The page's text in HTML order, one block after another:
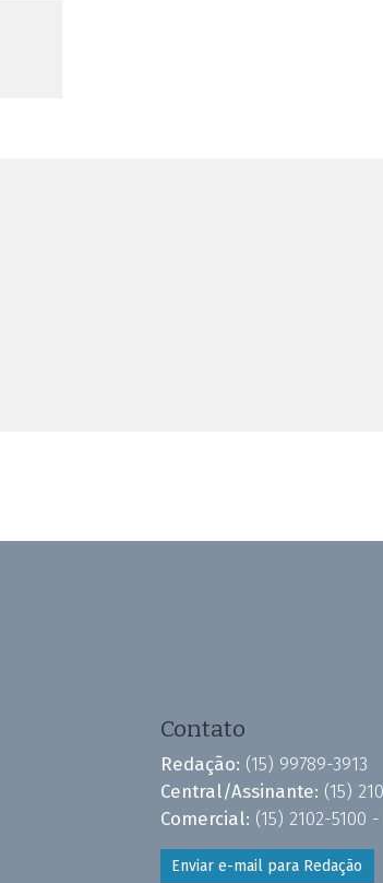
Contato
Redação: (15) 99789-3913
Central/Assinante: (15)
Comercial: (15) 2102-5100
Enviar e-mail para Redação